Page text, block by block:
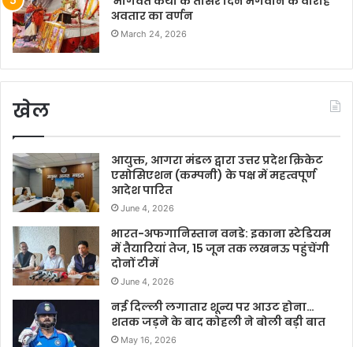
अवतार का वर्णन
March 24, 2026
खेल
आयुक्त, आगरा मंडल द्वारा उत्तर प्रदेश क्रिकेट
एसोसिएशन (कम्पनी) के पक्ष में महत्वपूर्ण
आदेश पारित
June 4, 2026
भारत-अफगानिस्तान वनडे: इकाना स्टेडियम
में तैयारियां तेज, 15 जून तक लखनऊ पहुंचेंगी
दोनों टीमें
June 4, 2026
नई दिल्ली लगातार शून्य पर आउट होना…
शतक जड़ने के बाद कोहली ने बोली बड़ी बात
May 16, 2026